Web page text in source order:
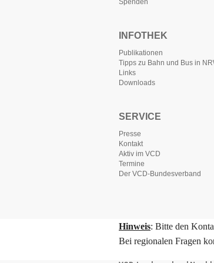
Spenden
INFOTHEK
Publikationen
Tipps zu Bahn und Bus in
Links
Downloads
SERVICE
Presse
Kontakt
Aktiv im VCD
Termine
Der VCD-Bundesverband
Hinweis: Bitte den
Bei regionalen Fragen